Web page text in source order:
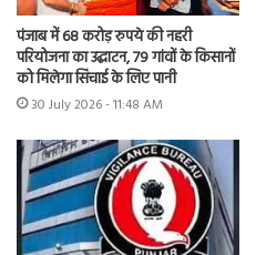
पंजाब में 68 करोड़ रुपये की नहरी
परियोजना का उद्घाटन, 79 गांवों के किसानों
को मिलेगा सिंचाई के लिए पानी
30 July 2026 - 11:48 AM